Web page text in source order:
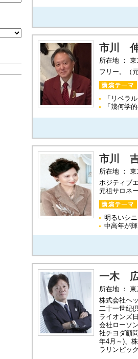
市川
所在地 ：
フリー。（
「リベラ
「幾何学
市川
所在地 ：
ポジティブ
元祖サロネ
明るいシ
中高年が
一木
所在地 ：
株式会社ヘ
二十一世紀
ライオンズ
会社ローソ
社チヨダ顧
年4月～)、
ラリンピッ